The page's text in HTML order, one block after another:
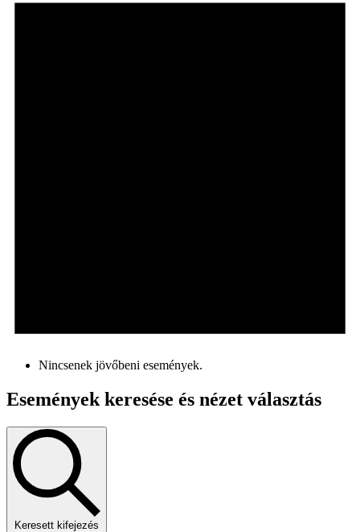
Nincsenek jövőbeni események.
Események keresése és nézet választás
Keresett kifejezés